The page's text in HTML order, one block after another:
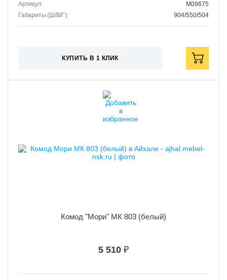
Артикул:
M09675
Габариты (Ш/В/Г):
904/550/504
КУПИТЬ В 1 КЛИК
Комод "Мори" МК 803 (белый)
5 510 ₽